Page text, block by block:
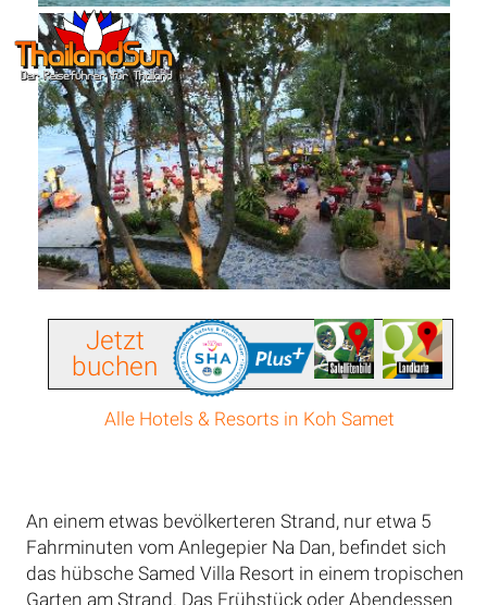
Jetzt
buchen
Alle Hotels & Resorts in Koh Samet
An einem etwas bevölkerteren Strand, nur etwa 5
Fahrminuten vom Anlegepier Na Dan, befindet sich
das hübsche Samed Villa Resort in einem tropischen
Garten am Strand. Das Frühstück oder Abendessen